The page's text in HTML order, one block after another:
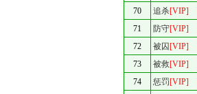
70
追杀[VIP]
71
防守[VIP]
72
被囚 [VIP]
73
被救[VIP]
74
惩罚[VIP]